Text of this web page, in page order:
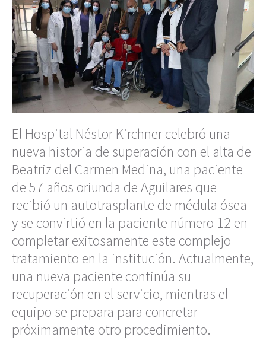
El Hospital Néstor Kirchner celebró una
nueva historia de superación con el alta de
Beatriz del Carmen Medina, una paciente
de 57 años oriunda de Aguilares que
recibió un autotrasplante de médula ósea
y se convirtió en la paciente número 12 en
completar exitosamente este complejo
tratamiento en la institución. Actualmente,
una nueva paciente continúa su
recuperación en el servicio, mientras el
equipo se prepara para concretar
próximamente otro procedimiento.